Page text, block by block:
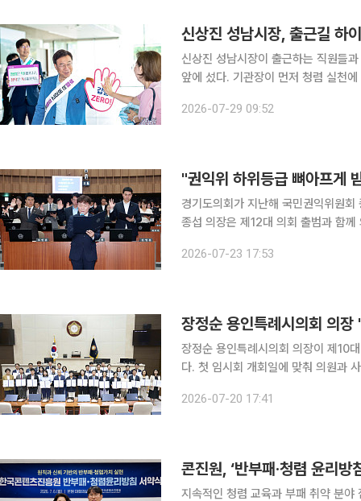
신상진 성남시장, 출근길 하
신상진 성남시장이 출근하는 직원들
앞에 섰다. 기관장이 먼저 청렴 실천에 나
이 직원들과 함께 '갑질 제로' 출근길
2026-07-29 09:52
경기도의회가 지난해 국민권익위원회
종섭 의장은 제12대 의회 출범과 함
이날 본회의장에서 '2026년도 청렴
2026-07-23 17:53
장정순 용인특례시의회 의장이 제10
다. 첫 임시회 개회일에 맞춰 의원과 사무국 직원 전원이 반부패 법령 특강을 듣고 청렴서약서에 서
이투데이 취재를 종합하면 용인특례
2026-07-20 17:41
콘진원, ‘반부패·청렴 윤리
지속적인 청렴 교육과 부패 취약 분야 점검으로